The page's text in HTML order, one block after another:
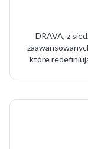
DRAVA, z
które